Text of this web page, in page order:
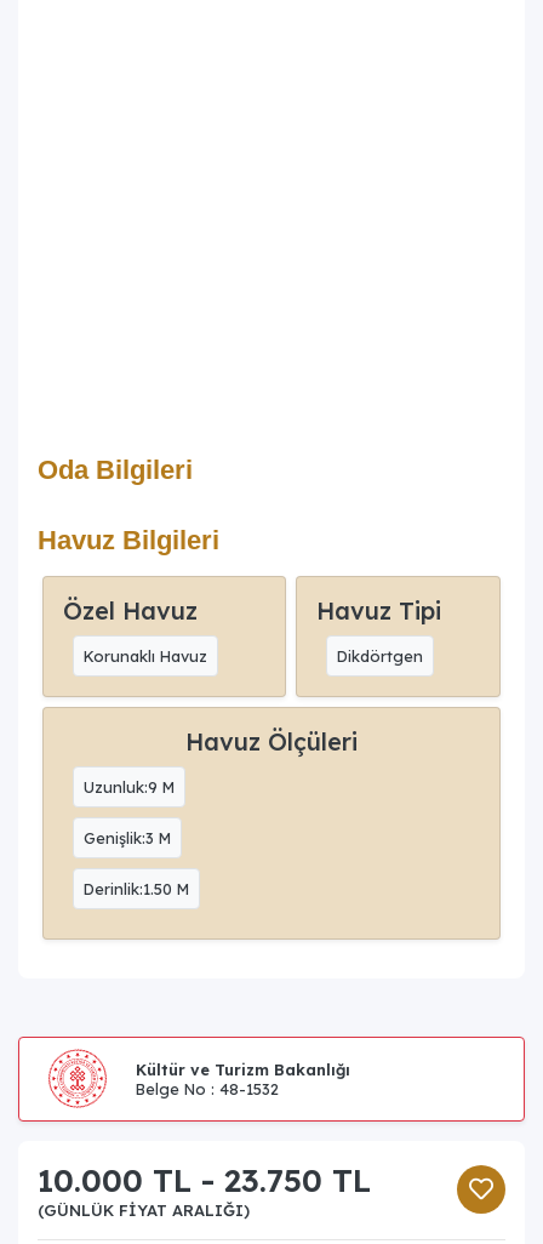
Oda Bilgileri
Havuz Bilgileri
Özel Havuz
Korunaklı Havuz
Havuz Tipi
Dikdörtgen
Havuz Ölçüleri
Uzunluk:9 M
Genişlik:3 M
Derinlik:1.50 M
Kültür ve Turizm Bakanlığı
Belge No : 48-1532
10.000 TL - 23.750 TL
(GÜNLÜK FIYAT ARALIĞI)